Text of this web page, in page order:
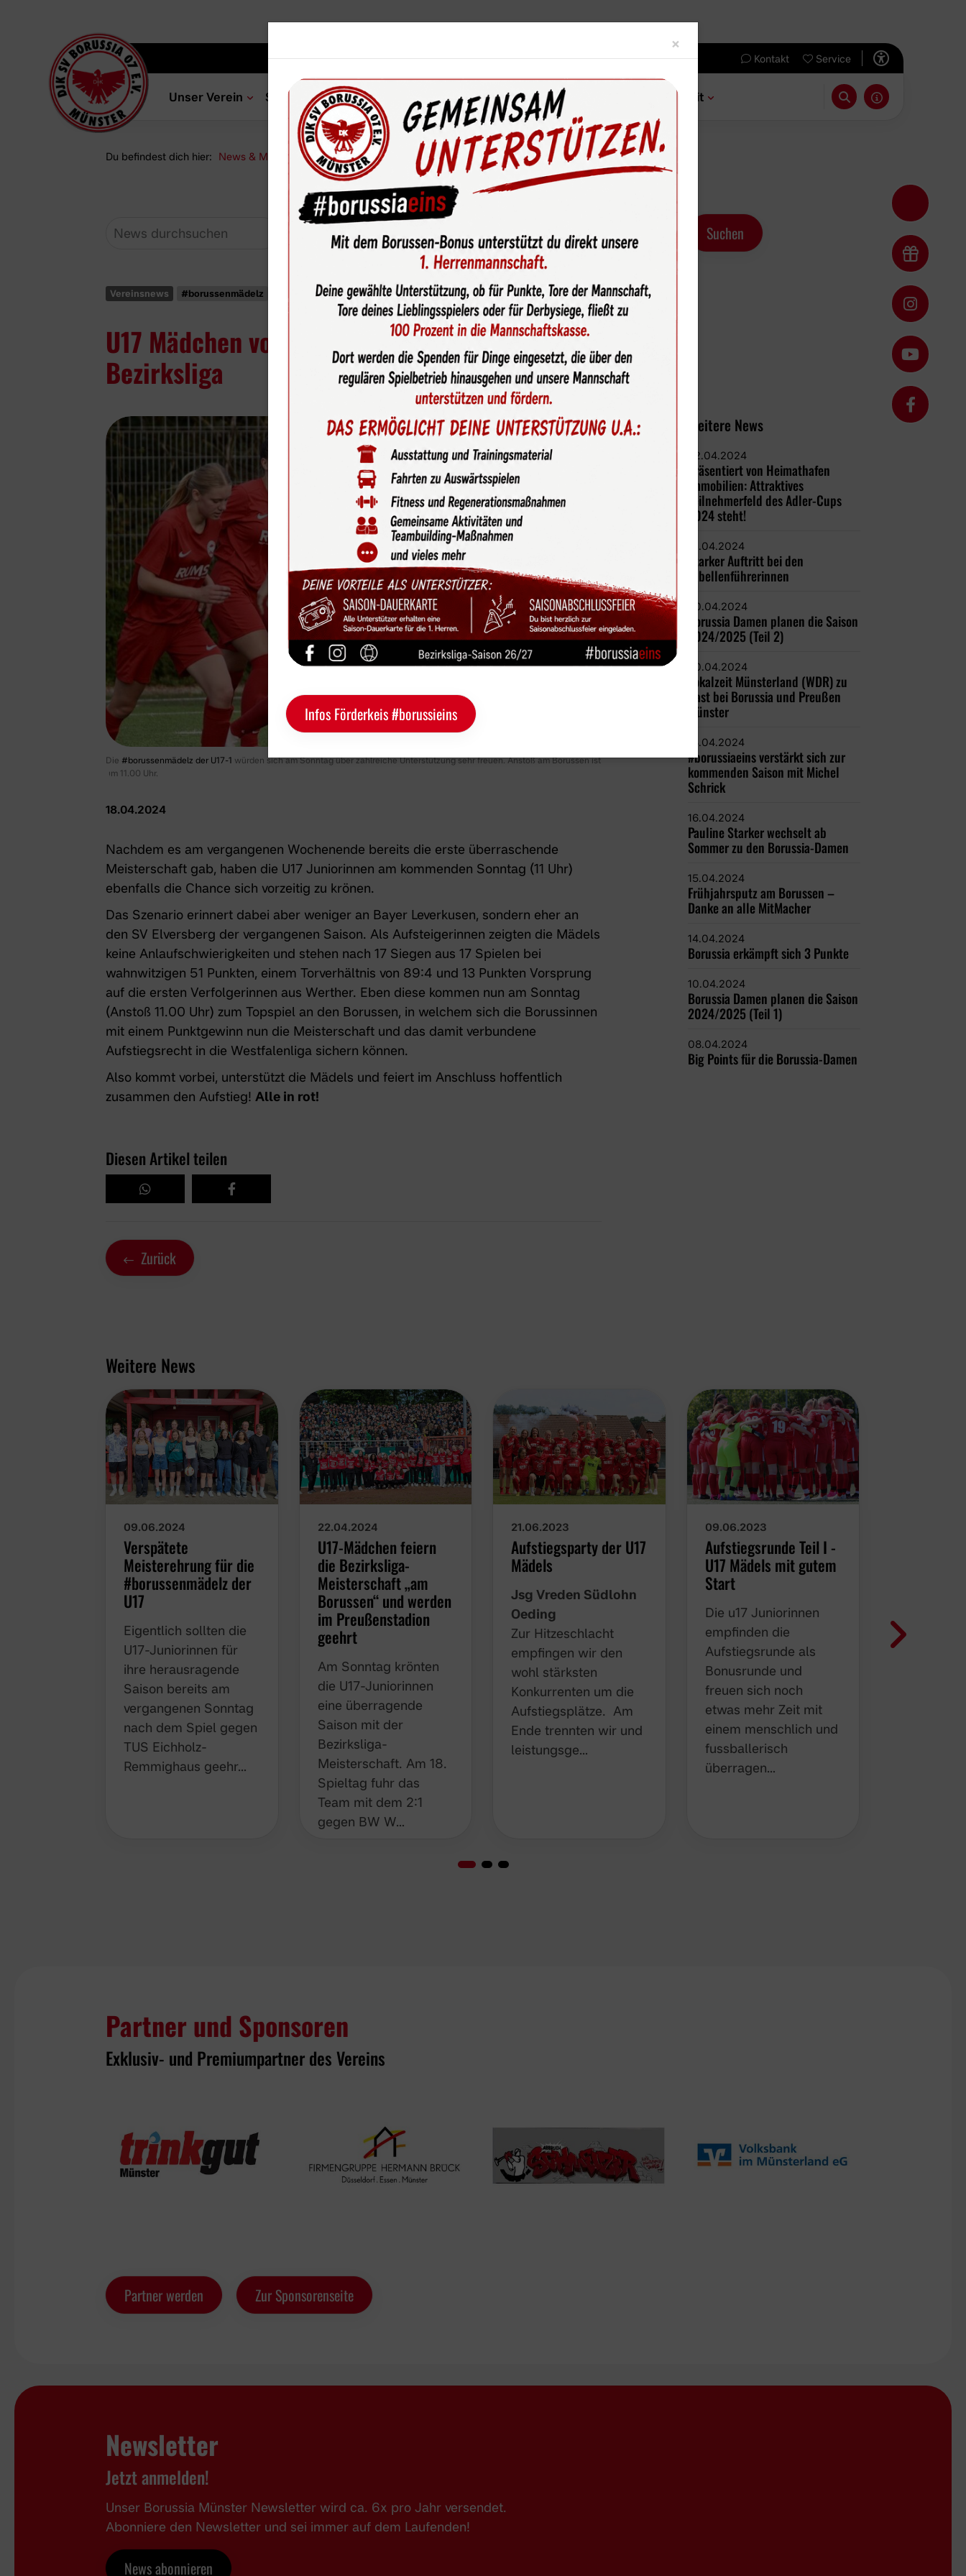
Kontakt Service
Unser Verein Sportangebot News & Media Service Sponsoren Fun & Freizeit
Du befindest dich hier: News & Media Newsroom U17 Mädchen vor Meisterschaft in der Bezirksliga
Vereinsnews #borussenmädelz U17-Mädchen
U17 Mädchen vor Meisterschaft in der
Bezirksliga
Die #borussenmädelz der U17-1 würden sich am Sonntag über zahlreiche Unterstützung sehr freuen. Anstoß am Borussen ist
um 11.00 Uhr.
18.04.2024
Nachdem es am vergangenen Wochenende bereits die erste überraschende
Meisterschaft gab, haben die U17 Juniorinnen am kommenden Sonntag (11 Uhr)
ebenfalls die Chance sich vorzeitig zu krönen.
Das Szenario erinnert dabei aber weniger an Bayer Leverkusen, sondern eher an
den SV Elversberg der vergangenen Saison. Als Aufsteigerinnen zeigten die Mädels
keine Anlaufschwierigkeiten und stehen nach 17 Siegen aus 17 Spielen bei
wahnwitzigen 51 Punkten, einem Torverhältnis von 89:4 und 13 Punkten Vorsprung
auf die ersten Verfolgerinnen aus Werther. Eben diese kommen nun am Sonntag
(Anstoß 11.00 Uhr) zum Topspiel an den Borussen, in welchem sich die Borussinnen
mit einem Punktgewinn nun die Meisterschaft und das damit verbundene
Aufstiegsrecht in die Westfalenliga sichern können.
Also kommt vorbei, unterstützt die Mädels und feiert im Anschluss hoffentlich
zusammen den Aufstieg! Alle in rot!
Diesen Artikel teilen
Zurück
Weitere News
22.04.2024
Präsentiert von Heimathafen
Immobilien: Attraktives
Teilnehmerfeld des Adler-Cups
2024 steht!
21.04.2024
Starker Auftritt bei den
Tabellenführerinnen
20.04.2024
Borussia Damen planen die Saison
2024/2025 (Teil 2)
20.04.2024
Lokalzeit Münsterland (WDR) zu
Gast bei Borussia und Preußen
Münster
18.04.2024
#borussiaeins verstärkt sich zur
kommenden Saison mit Michel
Schrick
16.04.2024
Pauline Starker wechselt ab
Sommer zu den Borussia-Damen
15.04.2024
Frühjahrsputz am Borussen –
Danke an alle MitMacher
14.04.2024
Borussia erkämpft sich 3 Punkte
10.04.2024
Borussia Damen planen die Saison
2024/2025 (Teil 1)
08.04.2024
Big Points für die Borussia-Damen
Weitere News
09.06.2024
Verspätete
Meisterehrung für die
#borussenmädelz der
U17
Eigentlich sollten die
U17-Juniorinnen für
ihre herausragende
Saison bereits am
vergangenen Sonntag
nach dem Spiel gegen
TUS Eichholz-
Remmighaus geehr…
22.04.2024
U17-Mädchen feiern
die Bezirksliga-
Meisterschaft „am
Borussen“ und werden
im Preußenstadion
geehrt
Am Sonntag krönten
die U17-Juniorinnen
eine überragende
Saison mit der
Bezirksliga-
Meisterschaft. Am 18.
Spieltag fuhr das
Team mit dem 2:1
gegen BW W…
21.06.2023
Aufstiegsparty der U17
Mädels
Jsg Vreden Südlohn
Oeding
Zur Hitzeschlacht
empfingen wir den
wohl stärksten
Konkurrenten um die
Aufstiegsplätze. Am
Ende trennten wir und
leistungsge…
09.06.2023
Aufstiegsrunde Teil I -
U17 Mädels mit gutem
Start
Die u17 Juniorinnen
empfinden die
Aufstiegsrunde als
Bonusrunde und
freuen sich noch etwas
mehr Zeit mit einem
menschlich und
fussballerisch
überragen…
Partner und Sponsoren
Exklusiv- und Premiumpartner des Vereins
Partner werden Zur Sponsorenseite
Newsletter
Jetzt anmelden!
Unser Borussia Münster Newsletter wird ca. 6x pro Jahr versendet.
Abonniere den Newsletter und sei immer auf dem Laufenden!
News abonnieren
× Close
Infos Förderkeis #borussieins